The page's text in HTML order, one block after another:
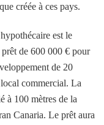
créée à ces pays.
est le
de 600 000 € pour
de 20
commercial. La
à 100 mètres de la
Canaria. Le prêt aura